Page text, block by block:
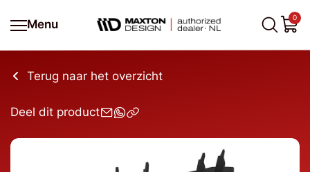
Menu
0
Terug naar het overzicht
Deel dit product